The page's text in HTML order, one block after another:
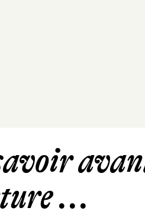
...